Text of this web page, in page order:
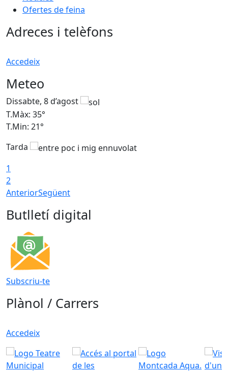
Ofertes de feina
Adreces i telèfons
Accedeix
Meteo
Dissabte, 8 d’agost
T.Màx: 35°
T.Min: 21°
Tarda
1
2
AnteriorSegüent
Butlletí digital
Subscriu-te
Plànol / Carrers
Accedeix